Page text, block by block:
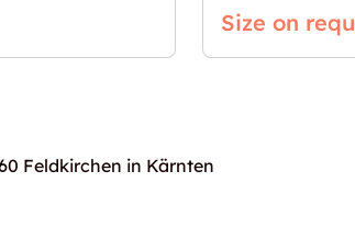
Size on
Feldkirchen in Kärnten